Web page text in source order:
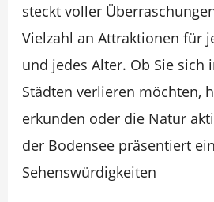
steckt voller
Vielzahl an Attraktionen für
und jedes Alter. Ob Sie sich
Städten verlieren möchten,
erkunden oder die Natur
der Bodensee präsentiert
Sehenswürdigkeiten